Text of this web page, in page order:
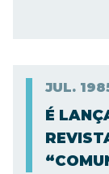
JUL.
É